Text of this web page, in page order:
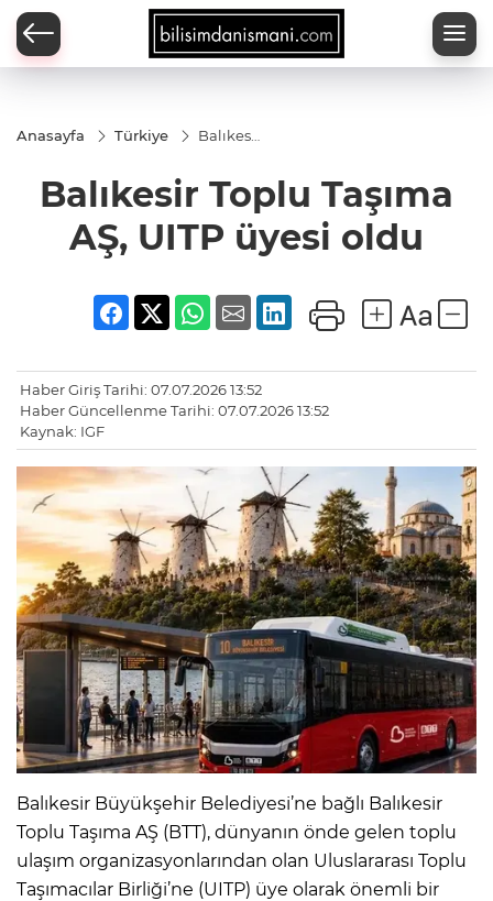
Anasayfa Türkiye
Balıkesir
AŞ, UITP
üyesi
oldu
Balıkesir Toplu Taşıma
AŞ, UITP üyesi oldu
Haber Giriş Tarihi: 07.07.2026 13:52
Haber Güncellenme Tarihi: 07.07.2026 13:52
Kaynak: IGF
Balıkesir Büyükşehir Belediyesi’ne bağlı Balıkesir
Toplu Taşıma AŞ (BTT), dünyanın önde gelen toplu
ulaşım organizasyonlarından olan Uluslararası Toplu
Taşımacılar Birliği’ne (UITP) üye olarak önemli bir